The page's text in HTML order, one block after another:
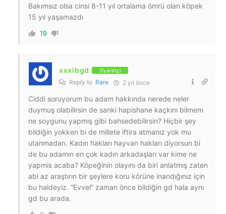
Bakımsız olsa cinsi 8-11 yıl ortalama ömrü olan köpek
15 yıl yaşamazdı
19
xxxibgd Ziyaretçi
Reply to Rare 2 yıl önce
Ciddi soruyorum bu adam hakkında nerede neler
duymuş olabilirsin de sanki hapishane kaçkını bilmem
ne soygunu yapmış gibi bahsedebilirsin? Hiçbir şey
bildiğin yokken bi de millete iftira atmanız yok mu
utanmadan. Kadın hakları hayvan hakları diyorsun bi
de bu adamın en çok kadın arkadaşları var kime ne
yapmis acaba? Köpeğinin olayını da biri anlatmış zaten
abi az araştırın bir şeylere koru körüne inandığınız için
bu haldeyiz. “Evvel” zaman önce bildiğin gd hala aynı
gd bu arada.